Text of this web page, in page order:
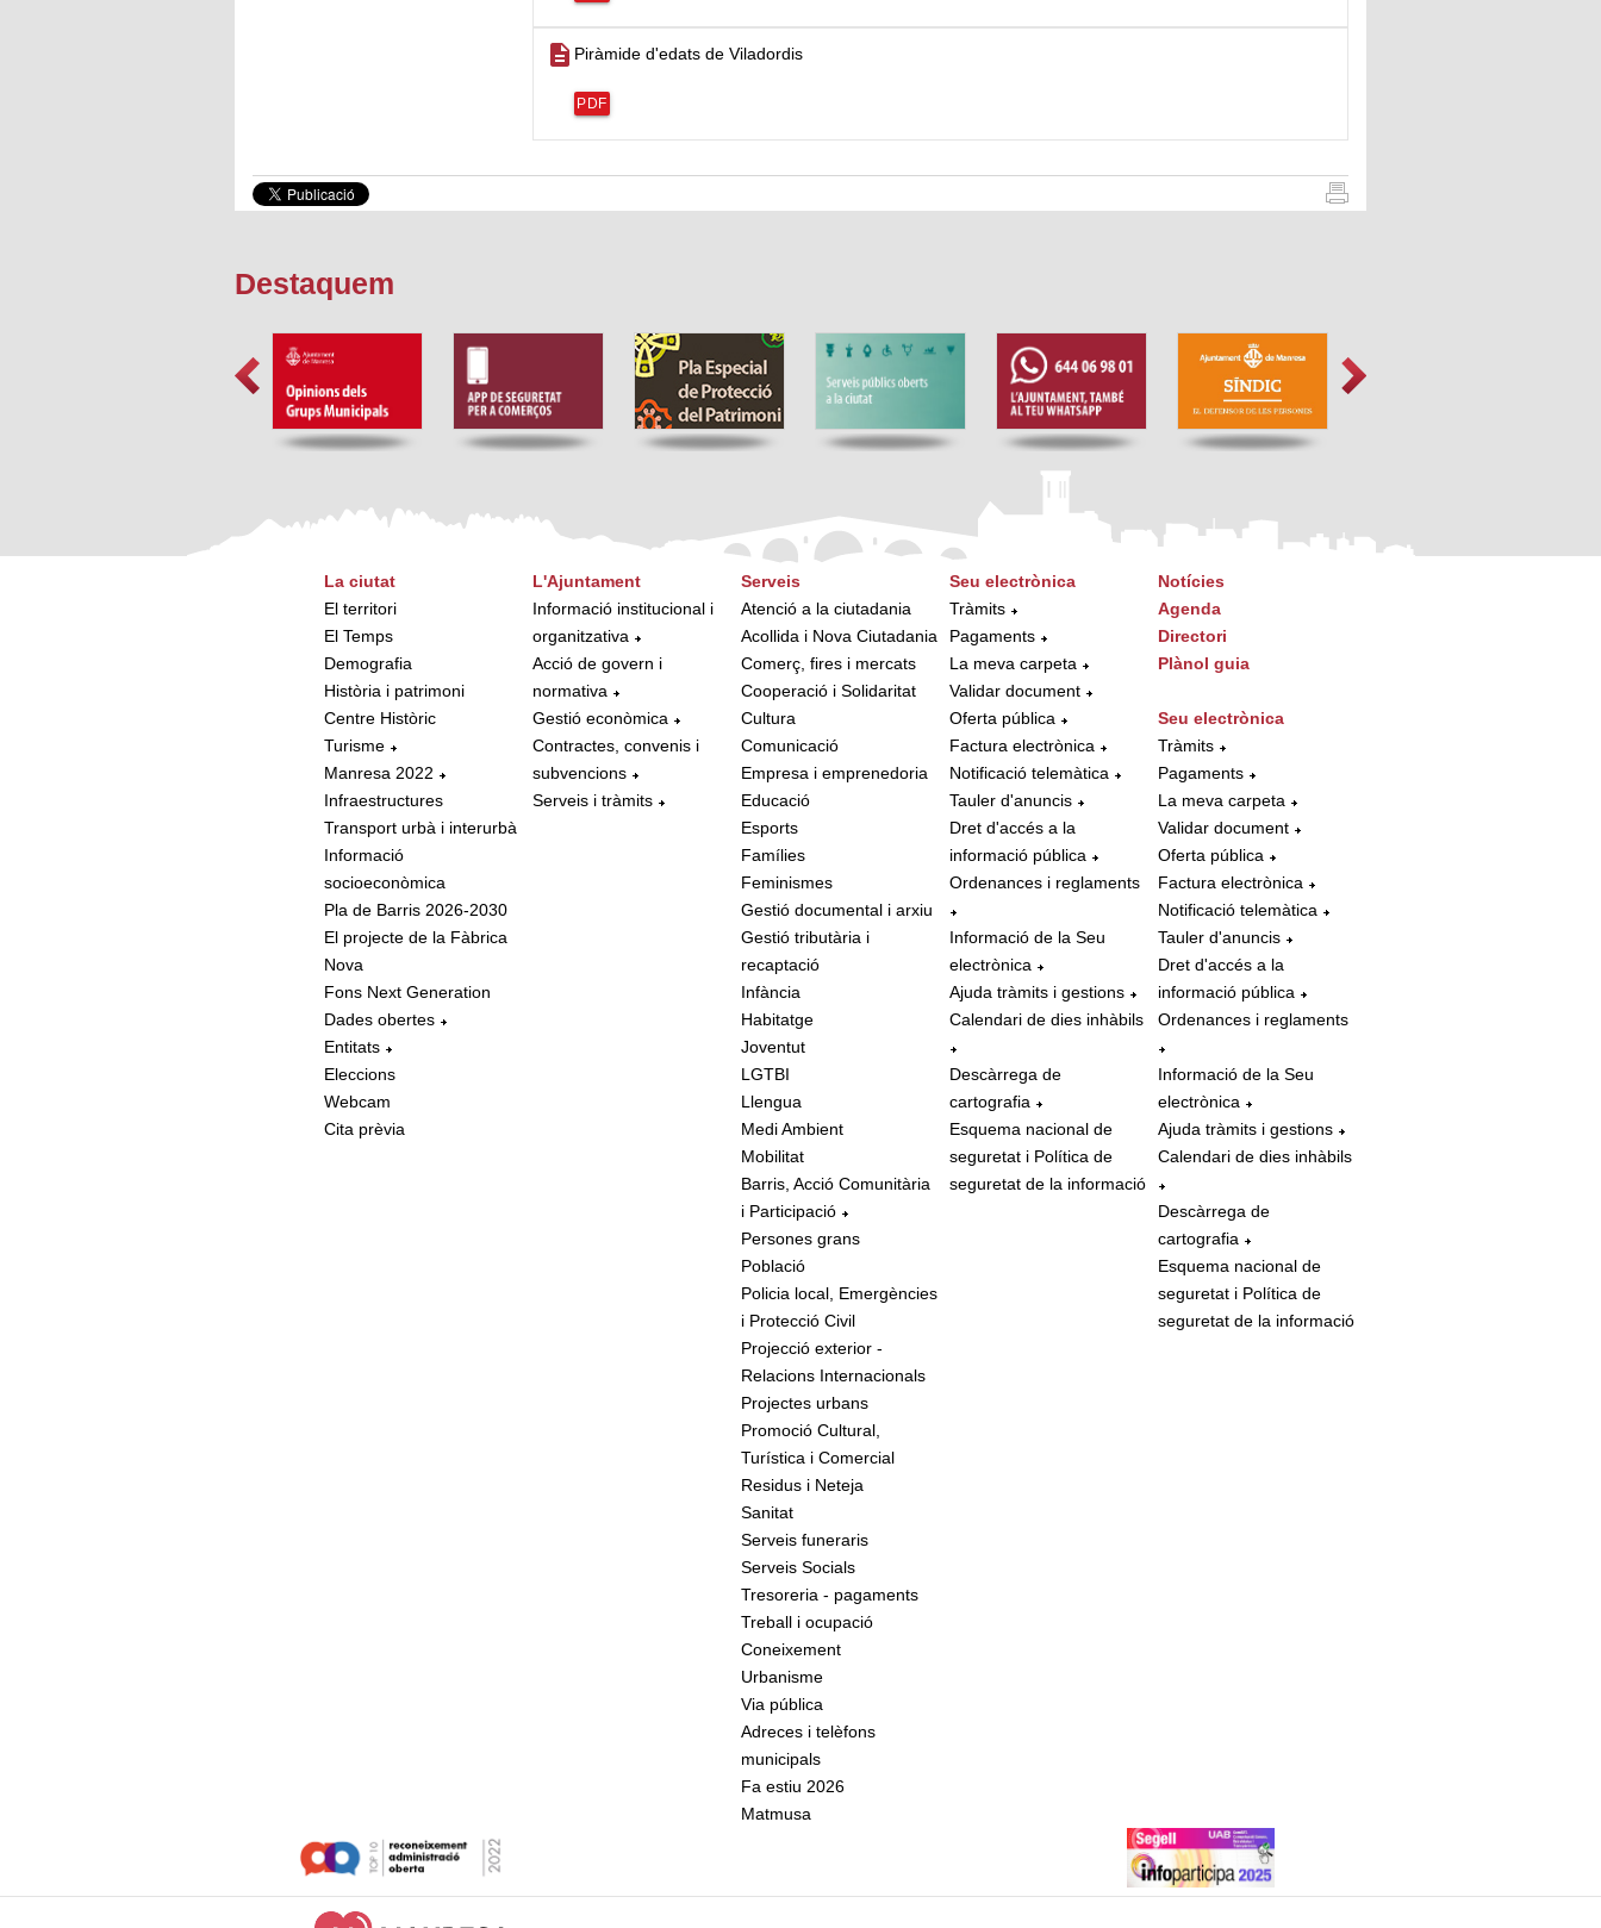
description Piràmide d'edats de Viladordis
PDF
Destaquem
La ciutat
El territori
El Temps
Demografia
Història i patrimoni
Centre Històric
Turisme
Manresa 2022
Infraestructures
Transport urbà i interurbà
Informació
socioeconòmica
Pla de Barris 2026-2030
El projecte de la Fàbrica
Nova
Fons Next Generation
Dades obertes
Entitats
Eleccions
Webcam
Cita prèvia
L'Ajuntament
Informació institucional i
organitzativa
Acció de govern i
normativa
Gestió econòmica
Contractes, convenis i
subvencions
Serveis i tràmits
Serveis
Atenció a la ciutadania
Acollida i Nova Ciutadania
Comerç, fires i mercats
Cooperació i Solidaritat
Cultura
Comunicació
Empresa i emprenedoria
Educació
Esports
Famílies
Feminismes
Gestió documental i arxiu
Gestió tributària i
recaptació
Infància
Habitatge
Joventut
LGTBI
Llengua
Medi Ambient
Mobilitat
Barris, Acció Comunitària
i Participació
Persones grans
Població
Policia local, Emergències
i Protecció Civil
Projecció exterior -
Relacions Internacionals
Projectes urbans
Promoció Cultural,
Turística i Comercial
Residus i Neteja
Sanitat
Serveis funeraris
Serveis Socials
Tresoreria - pagaments
Treball i ocupació
Coneixement
Urbanisme
Via pública
Adreces i telèfons
municipals
Fa estiu 2026
Matmusa
Seu electrònica
Tràmits
Pagaments
La meva carpeta
Validar document
Oferta pública
Factura electrònica
Notificació telemàtica
Tauler d'anuncis
Dret d'accés a la
informació pública
Ordenances i reglaments
Informació de la Seu
electrònica
Ajuda tràmits i gestions
Calendari de dies inhàbils
Descàrrega de
cartografia
Esquema nacional de
seguretat i Política de
seguretat de la informació
Notícies
Agenda
Directori
Plànol guia
Seu electrònica
Tràmits
Pagaments
La meva carpeta
Validar document
Oferta pública
Factura electrònica
Notificació telemàtica
Tauler d'anuncis
Dret d'accés a la
informació pública
Ordenances i reglaments
Informació de la Seu
electrònica
Ajuda tràmits i gestions
Calendari de dies inhàbils
Descàrrega de
cartografia
Esquema nacional de
seguretat i Política de
seguretat de la informació